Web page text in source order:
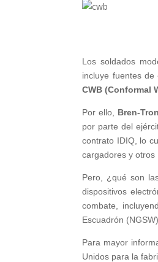
Los soldados
incluye fuentes
CWB (Conformal
Por ello, Bren-
por parte del
contrato IDIQ, lo
cargadores y otros
Pero, ¿qué son
dispositivos
combate,
Escuadrón
Para mayor
Unidos para la